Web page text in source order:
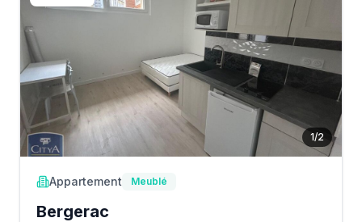
1/2
Appartement Meublé
Bergerac